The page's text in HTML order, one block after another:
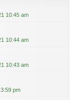
10:45 am
10:44 am
10:43 am
pm